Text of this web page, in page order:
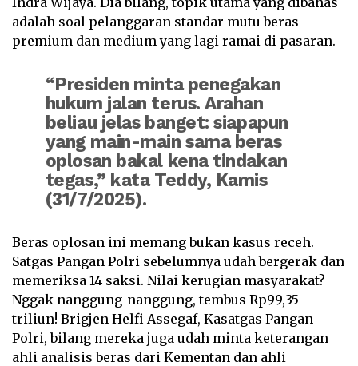
adalah soal pelanggaran standar mutu beras
premium dan medium yang lagi ramai di pasaran.
“Presiden minta penegakan
hukum jalan terus. Arahan
beliau jelas banget: siapapun
yang main-main sama beras
oplosan bakal kena tindakan
tegas,” kata Teddy, Kamis
(31/7/2025).
Beras oplosan ini memang bukan kasus receh.
Satgas Pangan Polri sebelumnya udah bergerak dan
memeriksa 14 saksi. Nilai kerugian masyarakat?
Nggak nanggung-nanggung, tembus Rp99,35
triliun! Brigjen Helfi Assegaf, Kasatgas Pangan
Polri, bilang mereka juga udah minta keterangan
ahli analisis beras dari Kementan dan ahli